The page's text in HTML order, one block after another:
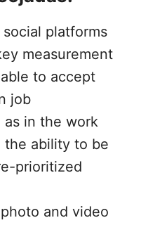
platforms
measurement
to accept
job
as in the work
the ability to be
prioritized
and video